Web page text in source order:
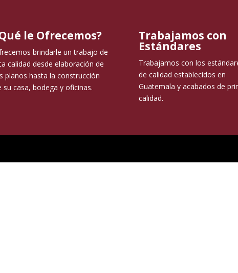
le Ofrecemos?
brindarle un trabajo de
calidad desde elaboración de
planos hasta la construcción
su casa, bodega y oficinas.
Trabajamos con
Estándares
Trabajamos con los
de calidad establecidos en
Guatemala y acabados de
calidad.